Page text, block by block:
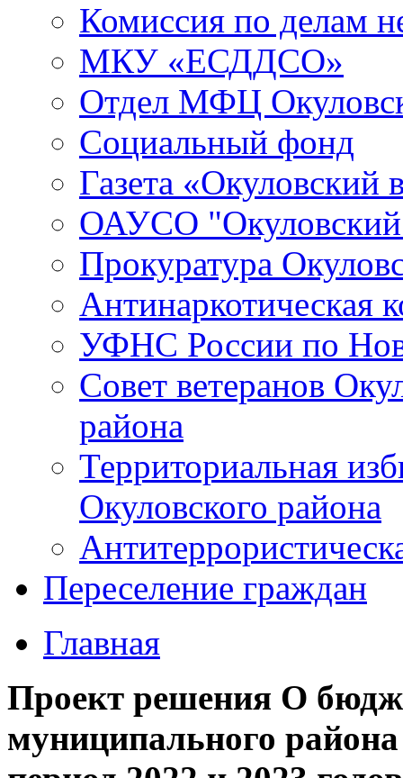
Комиссия по делам
МКУ «ЕСДДСО»
Отдел МФЦ
Социальный фонд
Газета «Окуловский
ОАУСО
Прокуратура
Антинаркотическая
УФНС России по
Совет ветеранов
района
Территориальная
Окуловского района
Переселение граждан
Главная
Проект решения О
муниципального